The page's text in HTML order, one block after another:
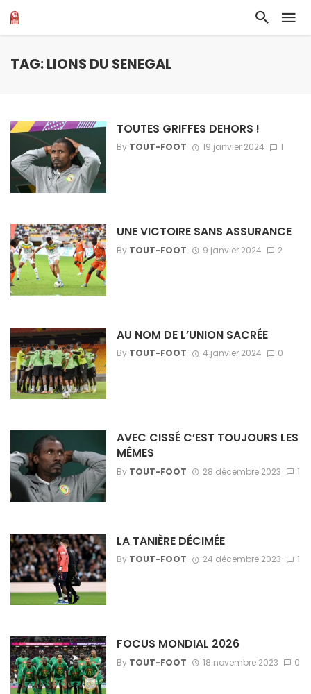
TAG: LIONS DU SENEGAL
TOUTES GRIFFES DEHORS !
By TOUT-FOOT 19 janvier 2024 1
UNE VICTOIRE SANS ASSURANCE
By TOUT-FOOT 9 janvier 2024 2
AU NOM DE L’UNION SACRÉE
By TOUT-FOOT 4 janvier 2024 0
AVEC CISSÉ C’EST TOUJOURS LES
MÊMES
By TOUT-FOOT 28 décembre 2023 1
LA TANIÈRE DÉCIMÉE
By TOUT-FOOT 24 décembre 2023 1
FOCUS MONDIAL 2026
By TOUT-FOOT 18 novembre 2023 0